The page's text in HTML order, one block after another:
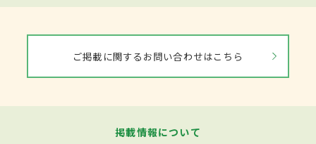
ご掲載に関するお問い合わせはこちら
掲載情報について